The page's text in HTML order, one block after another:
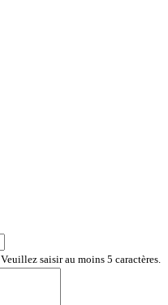
Veuillez saisir au moins 5 caractères.